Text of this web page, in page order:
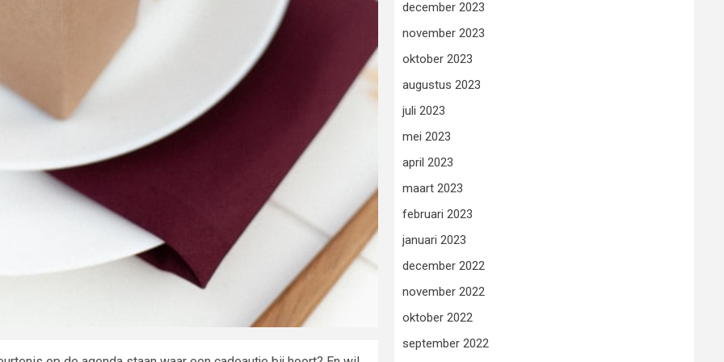
december 2023
november 2023
oktober 2023
augustus 2023
juli 2023
mei 2023
april 2023
maart 2023
februari 2023
januari 2023
december 2022
november 2022
oktober 2022
september 2022